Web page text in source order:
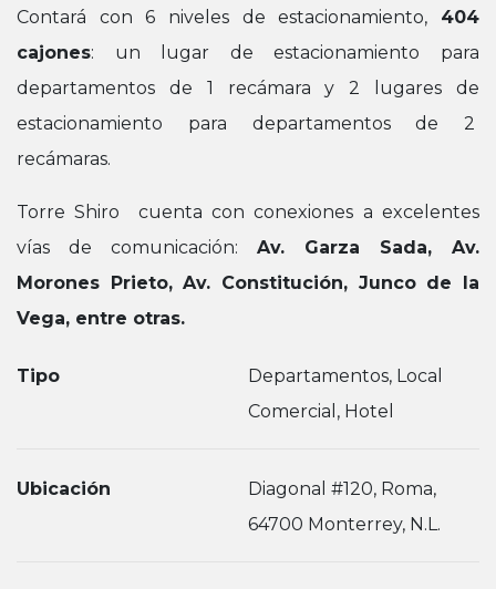
Contará con 6 niveles de estacionamiento, 404
cajones: un lugar de estacionamiento para
departamentos de 1 recámara y 2 lugares de
estacionamiento para departamentos de 2
recámaras.
Torre Shiro cuenta con conexiones a excelentes
vías de comunicación: Av. Garza Sada, Av.
Morones Prieto, Av. Constitución, Junco de la
Vega, entre otras.
Tipo
Departamentos, Local
Comercial, Hotel
Ubicación
Diagonal #120, Roma,
64700 Monterrey, N.L.